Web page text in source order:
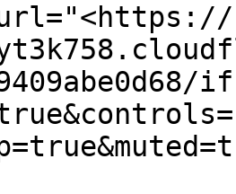
url="<https://